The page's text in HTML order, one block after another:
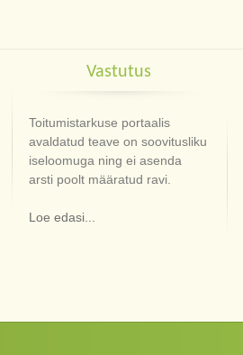
Vastutus
Toitumistarkuse portaalis
avaldatud teave on soovitusliku
iseloomuga ning ei asenda
arsti poolt määratud ravi.
Loe edasi...